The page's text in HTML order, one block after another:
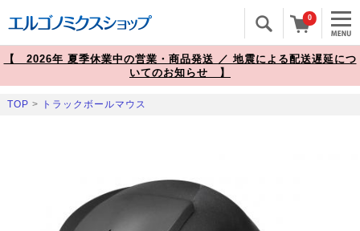
0
【 2026年 夏季休業中の営業・商品発送 ／ 地震による配送遅延につ
いてのお知らせ 】
TOP > トラックボールマウス